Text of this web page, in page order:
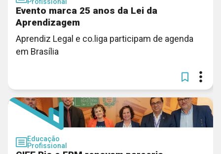
Evento marca 25 anos da Lei da
Aprendizagem
Aprendiz Legal e co.liga participam de agenda
em Brasília
Educação
Profissional